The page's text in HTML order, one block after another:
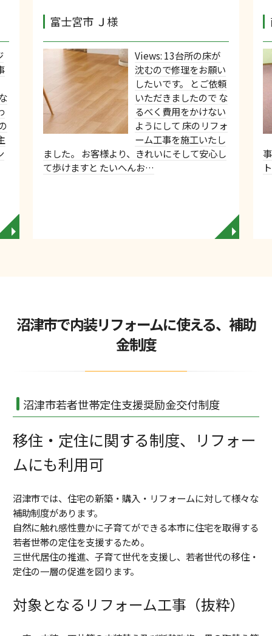
◥
富士宮市 Ｊ様
Views: 13台所の床が
沈むので修理をお願い
したいです。 とご依頼
いただきましたので な
るべく費用をかけない
ようにして 床のリフォ
ーム工事を施工いたし
ました。 お客様より、きれいにそして安心し
て歩けますと たいへんお…
◥
沼津市で内装リフォームに使える、補助
金制度
沼津市若者世帯定住支援奨励金交付制度
移住・定住に関する制度、リフォー
ムにも利用可
沼津市では、住宅の新築・購入・リフォームに対して様々な
補助制度があります。
自然に触れ感性豊かに子育てができる本市に住宅を取得する
若者世帯の定住を支援するため。
三世代居住の推進、子育て世代を支援し、若者世代の移住・
定住の一層の促進を図ります。
対象となるリフォーム工事（抜粋）